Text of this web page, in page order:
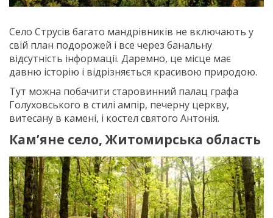
Село Струсів багато мандрівників не включають у
свій план подорожей і все через банальну
відсутність інформації. Даремно, це місце має
давню історію і відрізняється красивою природою.
Тут можна побачити старовинний палац графа
Голуховського в стилі ампір, печерну церкву,
витесану в камені, і костел святого Антонія.
Кам’яне село, Житомирська область